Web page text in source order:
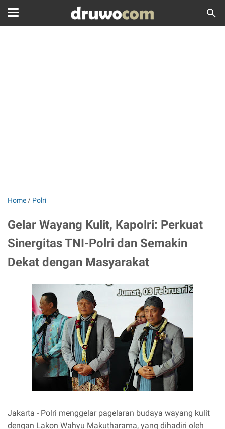
Home / Polri
Gelar Wayang Kulit, Kapolri: Perkuat
Sinergitas TNI-Polri dan Semakin
Dekat dengan Masyarakat
Jakarta - Polri menggelar pagelaran budaya wayang kulit
dengan Lakon Wahyu Makutharama, yang dihadiri oleh